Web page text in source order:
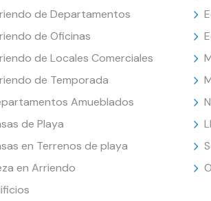
de Departamentos
de Oficinas
de Locales Comerciales
de Temporada
Amueblados
de Playa
en Terrenos de playa
en Arriendo